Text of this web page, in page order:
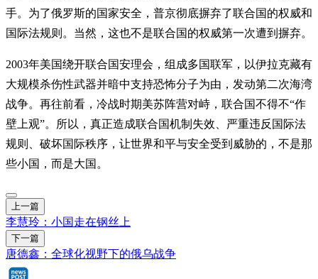
手。为了俄罗斯的国家安全，普京彻底摒弃了联合国的权威和
国际法规则。当然，这也不是联合国的权威第一次遭到摒弃。
2003年美国绕开联合国安理会，组成多国联军，以伊拉克藏有
大规模杀伤性武器并暗中支持恐怖分子为由，发动第二次海湾
战争。再往前看，冷战时期美苏阵营对峙，联合国不得不“作
壁上观”。所以，真正造成联合国机制失效、严重违反国际法
规则、破坏国际秩序，让世界和平与安全受到威胁的，不是那
些小国，而是大国。
上一篇
李慧玲：小国走在钢丝上
下一篇
唐德鑫：全球化视野下的俄乌战争